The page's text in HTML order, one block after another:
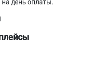
на день оплаты.